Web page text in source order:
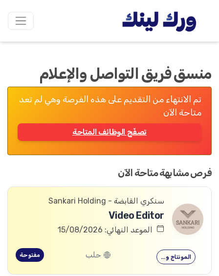
منسق فريق التواصل والإعلام
تم الانتهاء من التقديم على هذه الفرصة وهي لم تعد
متاحة الآن
تصفّح الوظائف المتاحة
فرص مشابهة متاحة الآن
سنكري القابضة - Sankari Holding
Video Editor
الموعد النهائي: 15/08/2026
المونتاج و… حلب مفتوحة